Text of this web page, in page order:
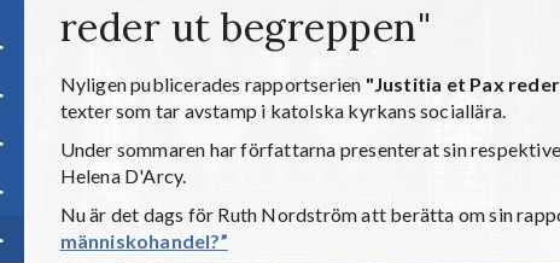
reder ut begreppen"
Nyligen publicerades rapportserien "Justitia et Pax
texter som tar avstamp i katolska kyrkans sociallära.
Under sommaren har författarna presenterat sin
Helena D'Arcy.
Nu är det dags för Ruth Nordström att berätta om sin
människohandel?”